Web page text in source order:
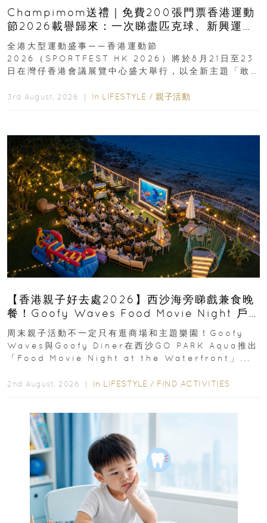
Champimom送禮｜免費200張門票香港運動
節2026載譽歸來：一次睇盡匹克球、新興運
動、街舞比賽＋逾百運動品牌展覽
全港大型運動盛事——香港運動節
2026（SPORTFEST HK 2026）將於8月21日至23
日在灣仔香港會議展覽中心盛大舉行，以全新主題「敢
3rd August, 2026 ｜ In LIFESTYLE / 親子活動
【香港親子好去處2026】西沙海旁睇戲兼食晚
餐！Goofy Waves Food Movie Night 戶
外影院逢週末登場
周末親子活動不一定只有逛商場和主題樂園！Goofy
Waves與Goofy Diner在西沙GO PARK Aqua推出
「Food Movie Night at the Waterfront」...
2nd August, 2026 ｜ In LIFESTYLE / FIND ACTIVITIES